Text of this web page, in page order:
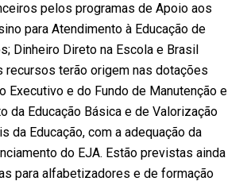
pelos programas de Apoio aos
para Atendimento à Educação de
Dinheiro Direto na Escola e Brasil
recursos terão origem nas dotações
Executivo e do Fundo de Manutenção e
da Educação Básica e de Valorização
da Educação, com a adequação da
do EJA. Estão previstas ainda
para alfabetizadores e de formação